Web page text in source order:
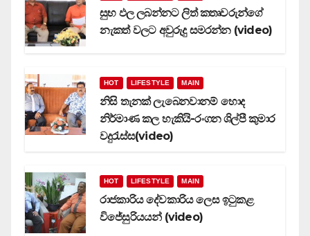
සුභ ඵල ලබන්නට ලිත් කතෘවරුන්ගේ
නැකත් වලට අවුරුදු සමරන්න (video)
HOT LIFESTYLE MAIN
නිසි තැනක් ලැබෙනවානම් හොද
නිර්මාණ කල හැකියි-රංගන ශිල්පී කුමාර
වදුරැස්ස(video)
HOT LIFESTYLE MAIN
රාජකාරිය දේවකාරිය ලෙස ඉටුකළ
විජේසුරියයන් (video)